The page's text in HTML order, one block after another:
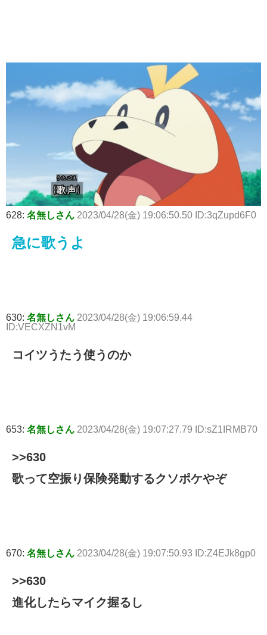
628: 名無しさん 2023/04/28(金) 19:06:50.50 ID:3qZupd6F0
急に歌うよ
630: 名無しさん 2023/04/28(金) 19:06:59.44
ID:VECXZN1vM
コイツうたう使うのか
653: 名無しさん 2023/04/28(金) 19:07:27.79 ID:sZ1IRMB70
>>630
歌って空振り保険発動するクソポケやぞ
670: 名無しさん 2023/04/28(金) 19:07:50.93 ID:Z4EJk8gp0
>>630
進化したらマイク握るし